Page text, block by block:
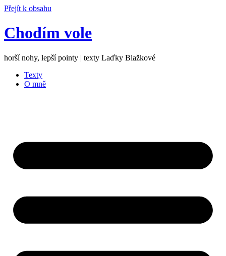
Přejít k obsahu
Chodím vole
horší nohy, lepší pointy | texty Laďky Blažkové
Texty
O mně